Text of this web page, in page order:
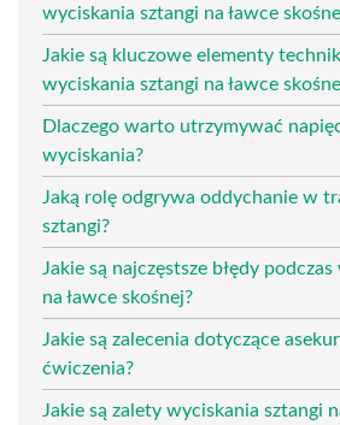
wyciskania sztangi na ławce
Jakie są kluczowe elementy
wyciskania sztangi na ławce
Dlaczego warto utrzymywać
wyciskania?
Jaką rolę odgrywa oddychanie w
sztangi?
Jakie są najczęstsze błędy
na ławce skośnej?
Jakie są zalecenia dotyczące
ćwiczenia?
Jakie są zalety wyciskania sztangi